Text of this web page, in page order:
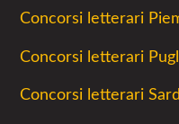
Concorsi letterari
Concorsi letterari
Concorsi letterari